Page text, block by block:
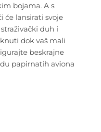
bojama. A s
će lansirati svoje
duh i
dok vaš mali
beskrajne
papirnatih aviona